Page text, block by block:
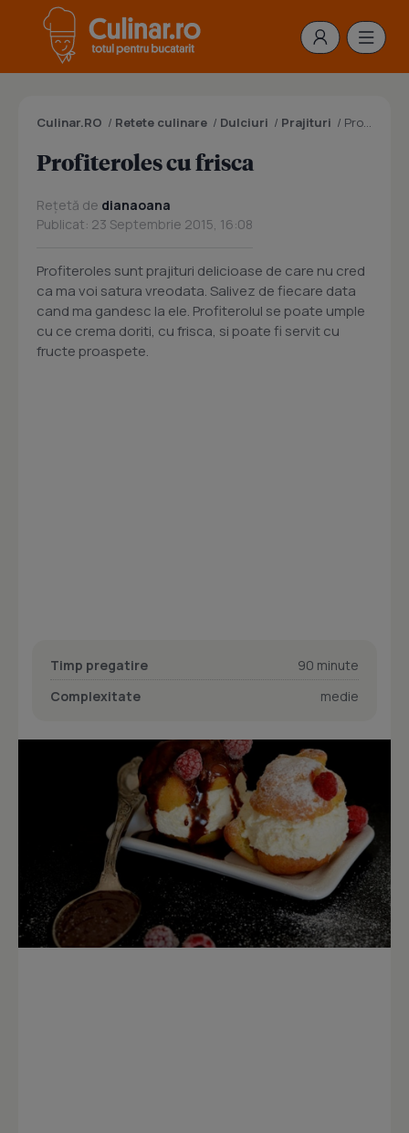
Culinar.RO / Retete culinare / Dulciuri / Prajituri / Profiteroles cu frisca
Profiteroles cu frisca
Rețetă de dianaoana
Publicat: 23 Septembrie 2015, 16:08
Profiteroles sunt prajituri delicioase de care nu cred
ca ma voi satura vreodata. Salivez de fiecare data
cand ma gandesc la ele. Profiterolul se poate umple
cu ce crema doriti, cu frisca, si poate fi servit cu
fructe proaspete.
Timp pregatire
90 minute
Complexitate
medie